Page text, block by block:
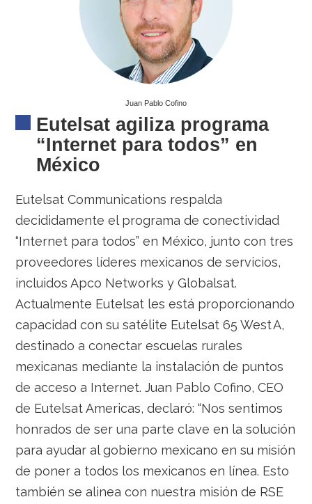
Juan Pablo Cofino
Eutelsat agiliza programa
“Internet para todos” en
México
Eutelsat Communications respalda
decididamente el programa de conectividad
“Internet para todos” en México, junto con tres
proveedores líderes mexicanos de servicios,
incluidos Apco Networks y Globalsat.
Actualmente Eutelsat les está proporcionando
capacidad con su satélite Eutelsat 65 West A,
destinado a conectar escuelas rurales
mexicanas mediante la instalación de puntos
de acceso a Internet. Juan Pablo Cofino, CEO
de Eutelsat Americas, declaró: “Nos sentimos
honrados de ser una parte clave en la solución
para ayudar al gobierno mexicano en su misión
de poner a todos los mexicanos en línea. Esto
también se alinea con nuestra misión de RSE